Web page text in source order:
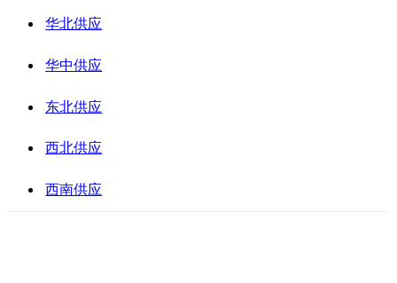
华北供应
华中供应
东北供应
西北供应
西南供应